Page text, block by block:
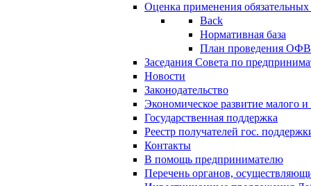
Оценка применения
Back
Нормативная база
План проведения
Заседания Совета по
Новости
Законодательство
Экономическое развитие малого и
Государственная поддержка
Реестр получателей гос.
Контакты
В помощь предпринимателю
Перечень органов,